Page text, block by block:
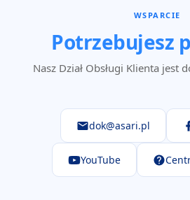
WSPARCIE
Potrzebujesz
Nasz Dział Obsługi Klienta jest
dok@asari.pl
YouTube